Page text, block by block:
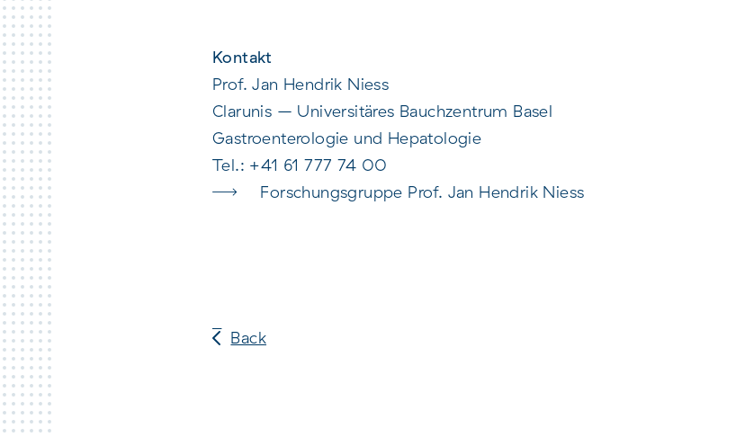
Kontakt
Prof. Jan Hendrik Niess
Clarunis – Universitäres Bauchzentrum Basel
Gastroenterologie und Hepatologie
Tel.: +41 61 777 74 00
Forschungsgruppe Prof. Jan Hendrik Niess
Back